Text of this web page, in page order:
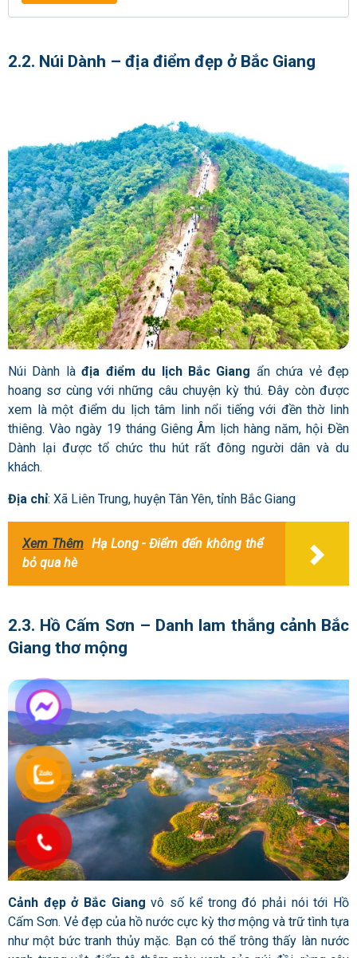
2.2. Núi Dành – địa điểm đẹp ở Bắc Giang
Núi Dành làđịa điểm du lịch Bắc Giang ẩn chứa vẻ đẹp
hoang sơ cùng với những câu chuyện kỳ thú. Đây còn được
xem là một điểm du lịch tâm linh nổi tiếng với đền thờ linh
thiêng. Vào ngày 19 tháng Giêng Âm lịch hàng năm, hội Đền
Dành lại được tổ chức thu hút rất đông người dân và du
khách.
Địa chỉ: Xã Liên Trung, huyện Tân Yên, tỉnh Bắc Giang
Xem Thêm Hạ Long - Điểm đến không thể
bỏ qua hè
2.3. Hồ Cấm Sơn – Danh lam thắng cảnh Bắc
Giang thơ mộng
Cảnh đẹp ở Bắc Giangvô số kể trong đó phải nói tới Hồ
Cấm Sơn. Vẻ đẹp của hồ nước cực kỳ thơ mộng và trữ tình tựa
như một bức tranh thủy mặc. Bạn có thể trông thấy làn nước